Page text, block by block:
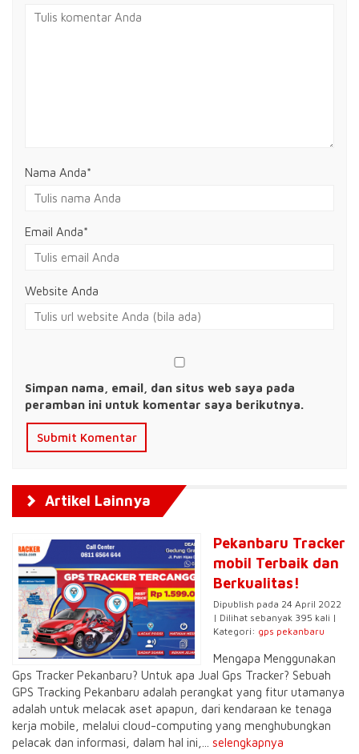
Nama Anda*
Email Anda*
Website Anda
Simpan nama, email, dan situs web saya pada
peramban ini untuk komentar saya berikutnya.
Artikel Lainnya
Pekanbaru Tracker
mobil Terbaik dan
Berkualitas!
Dipublish pada 24 April 2022
| Dilihat sebanyak 395 kali |
Kategori: gps pekanbaru
Mengapa Menggunakan
Gps Tracker Pekanbaru? Untuk apa Jual Gps Tracker? Sebuah
GPS Tracking Pekanbaru adalah perangkat yang fitur utamanya
adalah untuk melacak aset apapun, dari kendaraan ke tenaga
kerja mobile, melalui cloud-computing yang menghubungkan
pelacak dan informasi, dalam hal ini,... selengkapnya